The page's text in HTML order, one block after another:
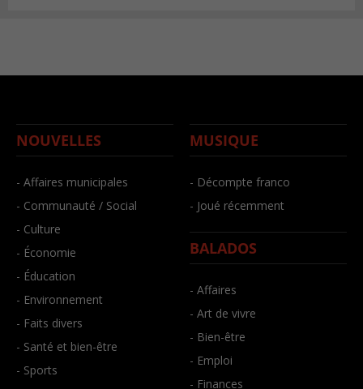
NOUVELLES
- Affaires municipales
- Communauté / Social
- Culture
- Économie
- Éducation
- Environnement
- Faits divers
- Santé et bien-être
- Sports
MUSIQUE
- Décompte franco
- Joué récemment
BALADOS
- Affaires
- Art de vivre
- Bien-être
- Emploi
- Finances